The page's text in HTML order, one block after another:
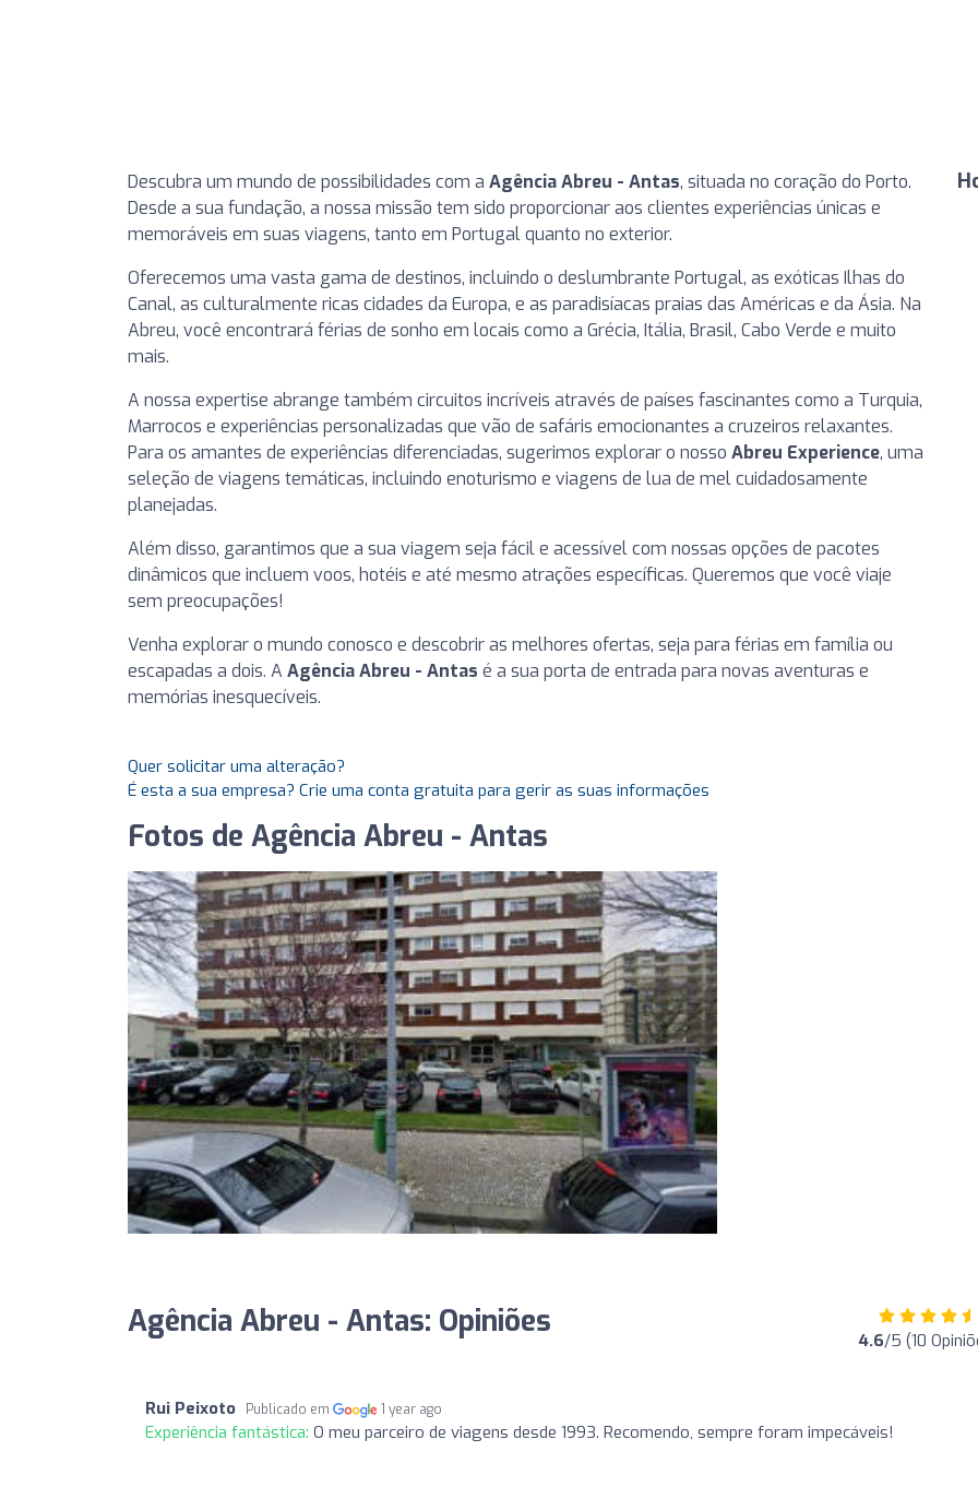
Descubra um mundo de possibilidades com a Agência Abreu - Antas, situada no coração do Porto.
Desde a sua fundação, a nossa missão tem sido proporcionar aos clientes experiências únicas e
memoráveis em suas viagens, tanto em Portugal quanto no exterior.
Oferecemos uma vasta gama de destinos, incluindo o deslumbrante Portugal, as exóticas Ilhas do
Canal, as culturalmente ricas cidades da Europa, e as paradisíacas praias das Américas e da Ásia. Na
Abreu, você encontrará férias de sonho em locais como a Grécia, Itália, Brasil, Cabo Verde e muito
mais.
A nossa expertise abrange também circuitos incríveis através de países fascinantes como a Turquia,
Marrocos e experiências personalizadas que vão de safáris emocionantes a cruzeiros relaxantes.
Para os amantes de experiências diferenciadas, sugerimos explorar o nosso Abreu Experience, uma
seleção de viagens temáticas, incluindo enoturismo e viagens de lua de mel cuidadosamente
planejadas.
Além disso, garantimos que a sua viagem seja fácil e acessível com nossas opções de pacotes
dinâmicos que incluem voos, hotéis e até mesmo atrações específicas. Queremos que você viaje
sem preocupações!
Venha explorar o mundo conosco e descobrir as melhores ofertas, seja para férias em família ou
escapadas a dois. A Agência Abreu - Antas é a sua porta de entrada para novas aventuras e
memórias inesquecíveis.
Quer solicitar uma alteração?
É esta a sua empresa? Crie uma conta gratuita para gerir as suas informações
Fotos de Agência Abreu - Antas
Agência Abreu - Antas: Opiniões 4.6/5 (10
Rui Peixoto Publicado em 1 year ago
Experiência fantástica: O meu parceiro de viagens desde 1993. Recomendo, sempre foram impecáveis!